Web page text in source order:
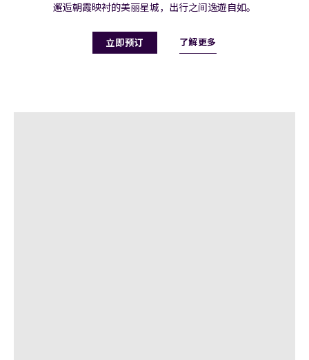
邂逅朝霞映衬的美丽星城，出行之间逸遊自如。
立即预订 了解更多